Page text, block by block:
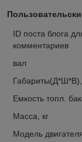
ID поста блога
комментариев
вал
Емкость топл.
Масса, кг
Модель